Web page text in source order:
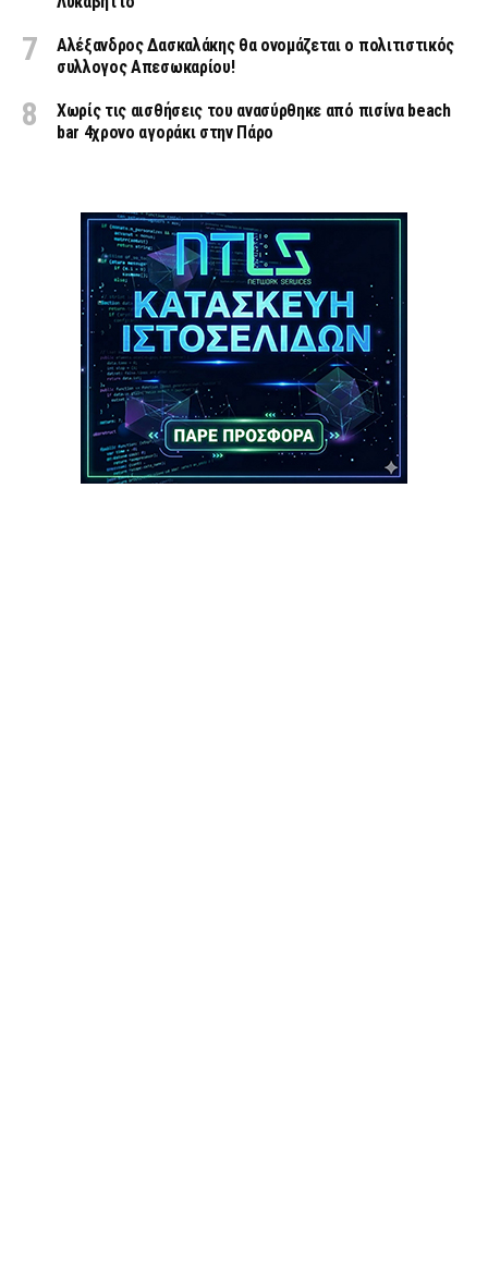
Αλέξανδρος Δασκαλάκης θα ονομάζεται ο πολιτιστικός
συλλογος Απεσωκαρίου!
Χωρίς τις αισθήσεις του ανασύρθηκε από πισίνα beach
bar 4χρονο αγοράκι στην Πάρο